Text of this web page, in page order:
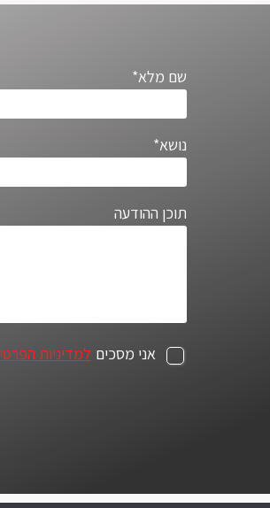
שם מלא*
נושא*
תוכן ההודעה
אני מסכים למדיניות